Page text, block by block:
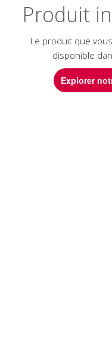
Produit
Le produit que
disponible
Explorer